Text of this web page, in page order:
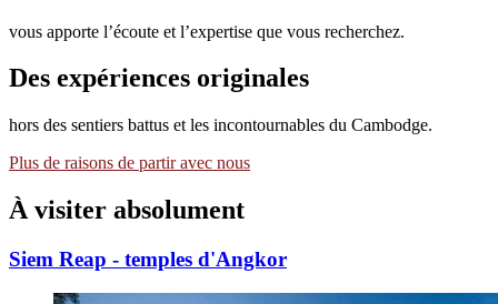
vous apporte l’écoute et l’expertise que vous recherchez.
Des expériences originales
hors des sentiers battus et les incontournables du Cambodge.
Plus de raisons de partir avec nous
À visiter absolument
Siem Reap - temples d'Angkor